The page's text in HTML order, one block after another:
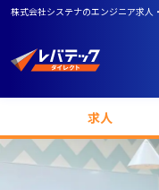
株式会社システナのエンジニア求人
求人